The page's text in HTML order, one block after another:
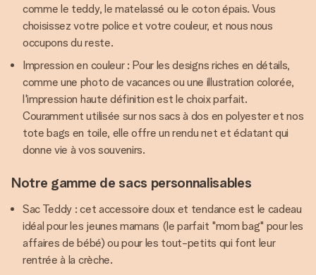
comme le teddy, le matelassé ou le coton épais. Vous
choisissez votre police et votre couleur, et nous nous
occupons du reste.
Impression en couleur : Pour les designs riches en détails,
comme une photo de vacances ou une illustration colorée,
l'impression haute définition est le choix parfait.
Couramment utilisée sur nos sacs à dos en polyester et nos
tote bags en toile, elle offre un rendu net et éclatant qui
donne vie à vos souvenirs.
Notre gamme de sacs personnalisables
Sac Teddy : cet accessoire doux et tendance est le cadeau
idéal pour les jeunes mamans (le parfait "mom bag" pour les
affaires de bébé) ou pour les tout-petits qui font leur
rentrée à la crèche.